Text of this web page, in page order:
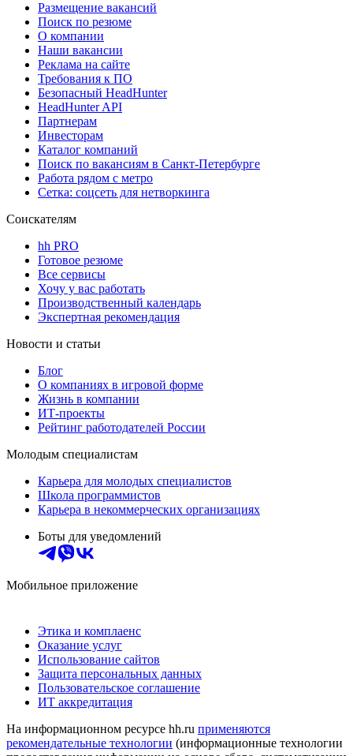
Размещение вакансий
Поиск по резюме
О компании
Наши вакансии
Реклама на сайте
Требования к ПО
Безопасный HeadHunter
HeadHunter API
Партнерам
Инвесторам
Каталог компаний
Поиск по вакансиям в Санкт-Петербурге
Работа рядом с метро
Сетка: соцсеть для нетворкинга
Соискателям
hh PRO
Готовое резюме
Все сервисы
Хочу у вас работать
Производственный календарь
Экспертная рекомендация
Новости и статьи
Блог
О компаниях в игровой форме
Жизнь в компании
ИТ-проекты
Рейтинг работодателей России
Молодым специалистам
Карьера для молодых специалистов
Школа программистов
Карьера в некоммерческих организациях
Боты для уведомлений
Мобильное приложение
Этика и комплаенс
Оказание услуг
Использование сайтов
Защита персональных данных
Пользовательское соглашение
ИТ аккредитация
На информационном ресурсе hh.ru применяются
рекомендательные технологии (информационные технологии